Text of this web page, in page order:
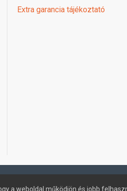
Extra garancia tájékoztató
a weboldal működjön és jobb